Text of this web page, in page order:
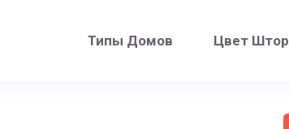
Типы Домов Цвет Штор